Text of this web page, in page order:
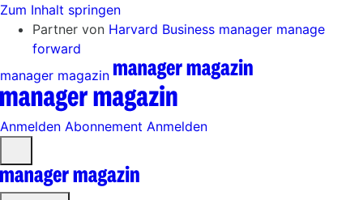
Zum Inhalt springen
Partner von Harvard Business manager manage
forward
manager magazin
Anmelden Abonnement Anmelden
öffnen